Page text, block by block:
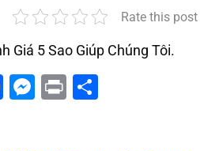
Rate this post
Giá 5 Sao Giúp Chúng Tôi.
Facebook
Messenger
Print